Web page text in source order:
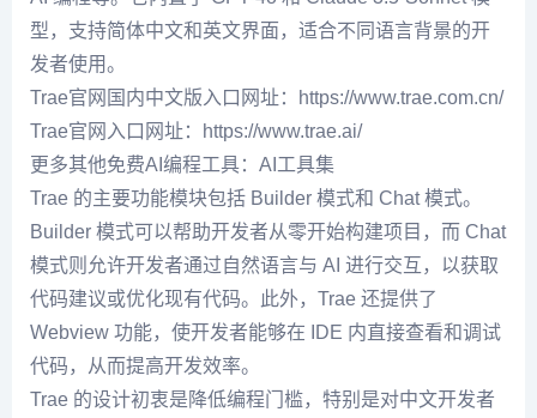
型，支持简体中文和英文界面，适合不同语言背景的开
发者使用。
Trae官网国内中文版入口网址：https://www.trae.com.cn/
Trae官网入口网址：https://www.trae.ai/
更多其他免费AI编程工具：AI工具集
Trae 的主要功能模块包括 Builder 模式和 Chat 模式。
Builder 模式可以帮助开发者从零开始构建项目，而 Chat
模式则允许开发者通过自然语言与 AI 进行交互，以获取
代码建议或优化现有代码。此外，Trae 还提供了
Webview 功能，使开发者能够在 IDE 内直接查看和调试
代码，从而提高开发效率。
Trae 的设计初衷是降低编程门槛，特别是对中文开发者